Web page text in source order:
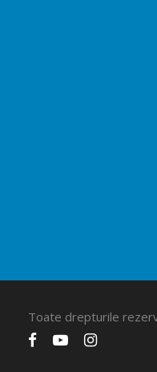
Toate drepturile